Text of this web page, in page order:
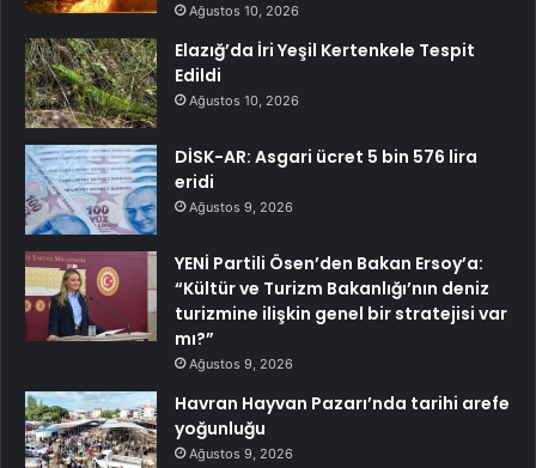
Ağustos 10, 2026
Elazığ’da İri Yeşil Kertenkele Tespit
Edildi
Ağustos 10, 2026
DİSK-AR: Asgari ücret 5 bin 576 lira
eridi
Ağustos 9, 2026
YENİ Partili Ösen’den Bakan Ersoy’a:
“Kültür ve Turizm Bakanlığı’nın deniz
turizmine ilişkin genel bir stratejisi var
mı?”
Ağustos 9, 2026
Havran Hayvan Pazarı’nda tarihi arefe
yoğunluğu
Ağustos 9, 2026